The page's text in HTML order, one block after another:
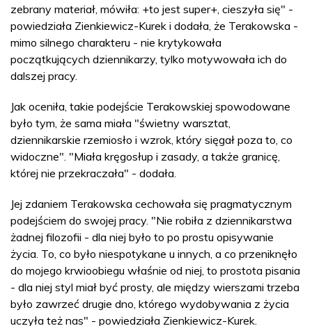
zebrany materiał, mówiła: +to jest super+, cieszyła się" -
powiedziała Zienkiewicz-Kurek i dodała, że Terakowska -
mimo silnego charakteru - nie krytykowała
początkujących dziennikarzy, tylko motywowała ich do
dalszej pracy.
Jak oceniła, takie podejście Terakowskiej spowodowane
było tym, że sama miała "świetny warsztat,
dziennikarskie rzemiosło i wzrok, który sięgał poza to, co
widoczne". "Miała kręgosłup i zasady, a także granicę,
której nie przekraczała" - dodała.
Jej zdaniem Terakowska cechowała się pragmatycznym
podejściem do swojej pracy. "Nie robiła z dziennikarstwa
żadnej filozofii - dla niej było to po prostu opisywanie
życia. To, co było niespotykane u innych, a co przeniknęło
do mojego krwioobiegu właśnie od niej, to prostota pisania
- dla niej styl miał być prosty, ale między wierszami trzeba
było zawrzeć drugie dno, którego wydobywania z życia
uczyła też nas" - powiedziała Zienkiewicz-Kurek.